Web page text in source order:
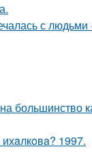
с людьми
большинство
1997.